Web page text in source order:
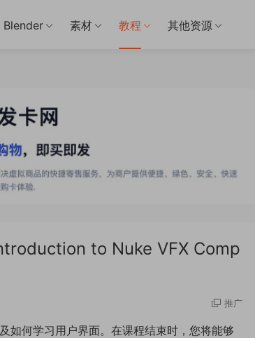
Blender 素材 教程 其他资源
to Nuke VFX Comp
推广
如何学习用户界面。在课程结束时，您将能够